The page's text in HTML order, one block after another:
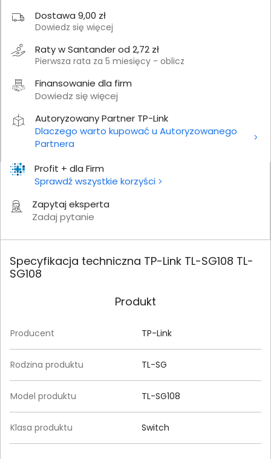
Profit + dla Firm
Sprawdź wszystkie korzyści
Zapytaj eksperta
Zadaj pytanie
Dostawa 9,00 zł
Dowiedz się więcej
Raty w Santander od 2,72 zł
Pierwsza rata za 5 miesięcy - oblicz
Finansowanie dla firm
Dowiedz się więcej
Autoryzowany Partner TP-Link
Dlaczego warto kupować u Autoryzowanego
Partnera
Specyfikacja techniczna TP-Link TL-SG108 TL-
SG108
Produkt
Producent TP-Link
Rodzina produktu TL-SG
Model produktu TL-SG108
Klasa produktu Switch